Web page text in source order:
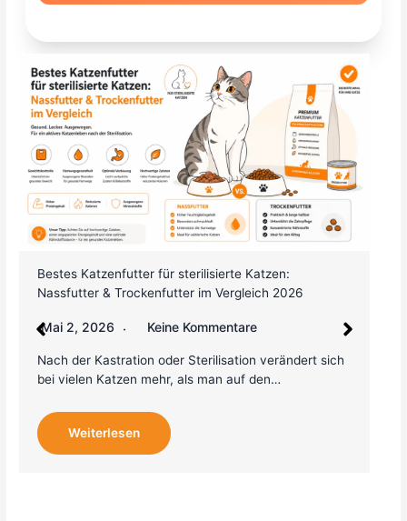
Reisekrankenversicherung für Katzen – weltweiter
Schutz im Ausland
Februar 3, 2026 Keine Kommentare